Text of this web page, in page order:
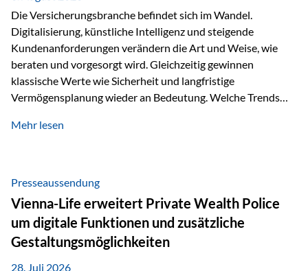
Die Versicherungsbranche befindet sich im Wandel.
Digitalisierung, künstliche Intelligenz und steigende
Kundenanforderungen verändern die Art und Weise, wie
beraten und vorgesorgt wird. Gleichzeitig gewinnen
klassische Werte wie Sicherheit und langfristige
Vermögensplanung wieder an Bedeutung. Welche Trends
Blick behalten? Digitalisierung und KI verändern die
administrative Aufgaben, beschleunigen Abläufe und
schaffen mehr Zeit für das Wesentliche: die persönliche
Beratung. Gerade deshalb wird die individuelle Betreuung
zum entscheidenden Erfolgsfaktor. Technologie kann
unterstützen, Vertrauen entsteht jedoch weiterhin im
persönlichen Gespräch. Bei der Vienna-Life reagieren…
Mehr lesen
Presseaussendung
Vienna-Life erweitert Private Wealth Police
um digitale Funktionen und zusätzliche
Gestaltungsmöglichkeiten
28. Juli 2026